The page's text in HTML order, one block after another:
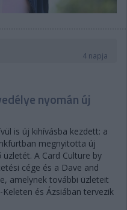
4 napja
nyomán új
is új kihívásba kezdett: a
megnyitotta új
A Card Culture by
cége és a Dave and
amelynek további üzleteit
és Ázsiában tervezik